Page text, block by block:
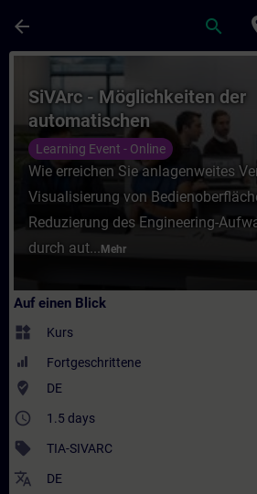
arrow_back search
Kurs - SiVArc -
SiVArc - Möglichkeiten der
automatischen
Visualisierungsgenerierung
Training)
Learning Event - Online
Wie erreichen Sie anlagenweites
Visualisierung von
Reduzierung des Engineering-
durch aut... Mehr
Auf einen Blick
widgets Kurs
Fortgeschrittene
where_to_vote DE
access_time 1.5 days
sell TIA-SIVARC
translate DE